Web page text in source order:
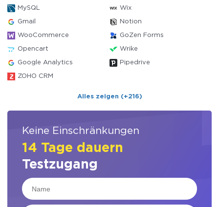
MySQL Wix
Gmail Notion
WooCommerce GoZen Forms
Opencart Wrike
Google Analytics Pipedrive
ZOHO CRM
Alles zeigen (+216)
Keine Einschränkungen
14 Tage dauern
Testzugang